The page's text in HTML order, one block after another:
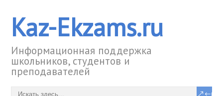
Kaz-Ekzams.ru
Информационная поддержка
школьников, студентов и
преподавателей